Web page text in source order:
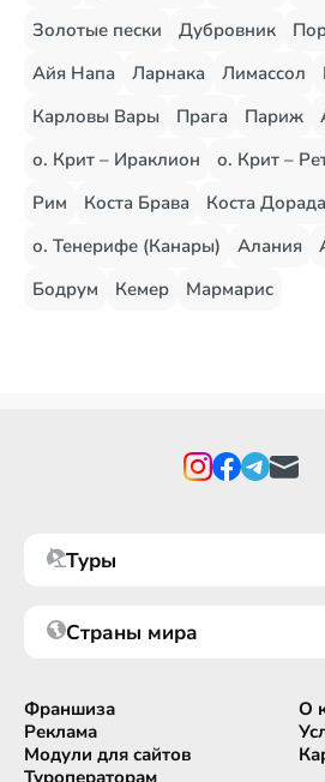
Золотые пески
Дубровник
Айя Напа
Ларнака Лимассол
Карловы Вары
Прага Париж
о. Крит – Ираклион
о. Крит –
Рим
Коста Брава Коста Дорада
о. Тенерифе (Канары)
Алания
Бодрум
Кемер Мармарис
Туры
Страны мира
Франшиза
Реклама
Модули для сайтов
Туроператорам
О